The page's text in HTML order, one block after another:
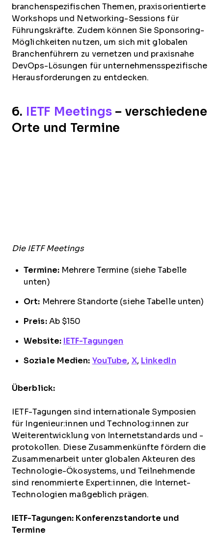
branchenspezifischen Themen, praxisorientierte
Workshops und Networking-Sessions für
Führungskräfte. Zudem können Sie Sponsoring-
Möglichkeiten nutzen, um sich mit globalen
Branchenführern zu vernetzen und praxisnahe
DevOps-Lösungen für unternehmensspezifische
Herausforderungen zu entdecken.
6. IETF Meetings– verschiedene
Orte und Termine
Die IETF Meetings
Termine:Mehrere Termine (siehe Tabelle
unten)
Ort: Mehrere Standorte (siehe Tabelle unten)
Preis:Ab $150
Website: IETF-Tagungen
Soziale Medien: YouTube, X, LinkedIn
Überblick:
IETF-Tagungen sind internationale Symposien
für Ingenieur:innen und Technolog:innen zur
Weiterentwicklung von Internetstandards und -
protokollen. Diese Zusammenkünfte fördern die
Zusammenarbeit unter globalen Akteuren des
Technologie-Ökosystems, und Teilnehmende
sind renommierte Expert:innen, die Internet-
Technologien maßgeblich prägen.
IETF-Tagungen: Konferenzstandorte und
Termine